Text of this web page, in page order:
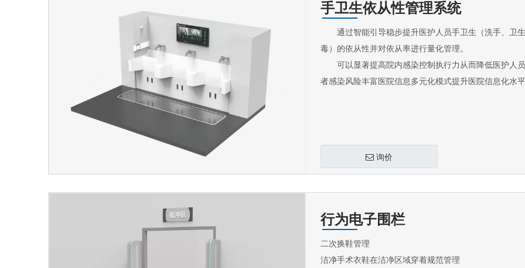
手卫生依从性管理系统
通过智能引导稳步提升医护人员手卫生（洗手、卫
毒）的依从性并对依从率进行量化管理。
可以显著提高院内感染控制执行力从而降低医护人
者感染风险丰富医院信息多元化模式提升医院信息化水
询价
行为电子围栏
二次换鞋管理
洁净手术衣鞋在洁净区域穿着规范管理